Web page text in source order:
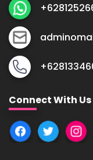
Connect With Us